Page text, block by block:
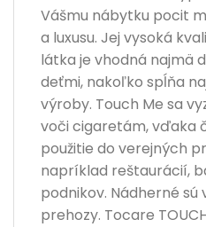
Vášmu nábytku pocit
a luxusu. Jej vysoká
látka je vhodná najmä
deťmi, nakoľko spĺňa
výroby. Touch Me sa
voči cigaretám, vďaka
použitie do verejných
napríklad reštaurácií,
podnikov. Nádherné sú
prehozy. Tocare